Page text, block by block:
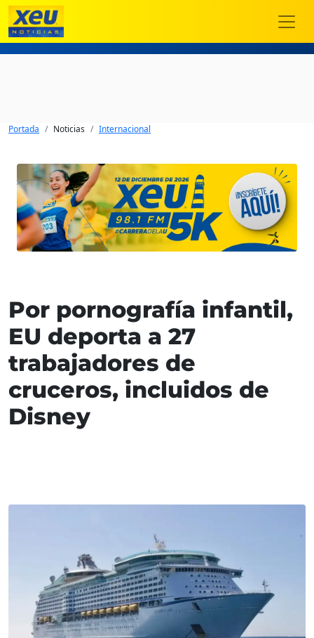
Portada Noticias Internacional
Por pornografía infantil,
EU deporta a 27
trabajadores de
cruceros, incluidos de
Disney